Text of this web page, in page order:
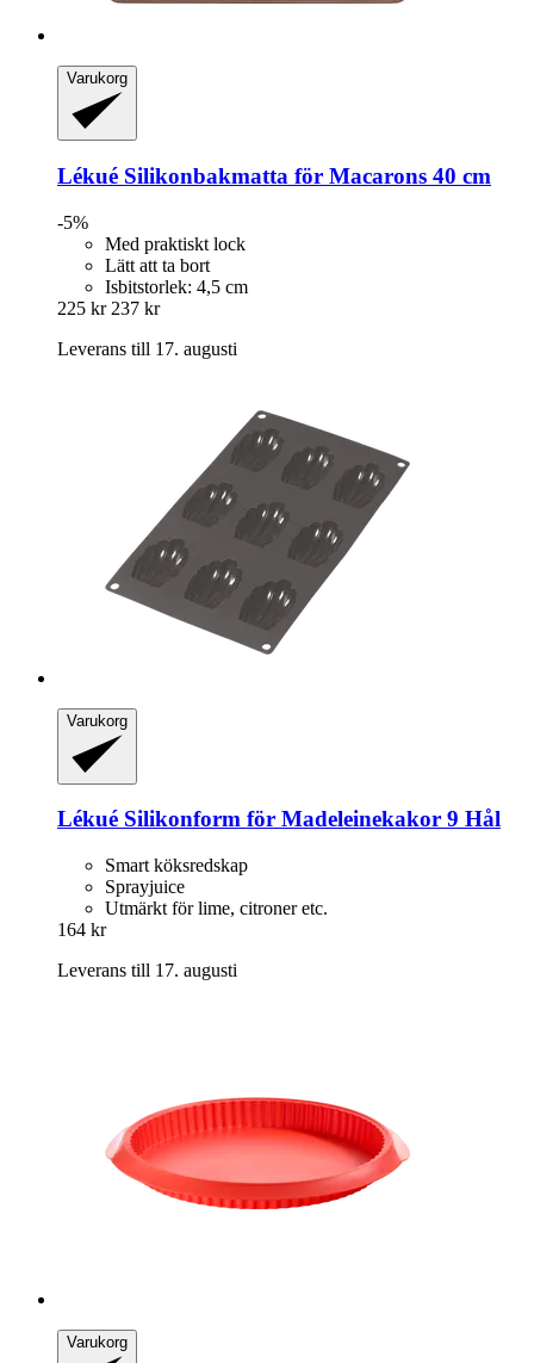
Varukorg
Lékué Silikonbakmatta för Macarons 40 cm
-5%
Med praktiskt lock
Lätt att ta bort
Isbitstorlek: 4,5 cm
225 kr 237 kr
Leverans till 17. augusti
Varukorg
Lékué Silikonform för Madeleinekakor 9 Hål
Smart köksredskap
Sprayjuice
Utmärkt för lime, citroner etc.
164 kr
Leverans till 17. augusti
Varukorg